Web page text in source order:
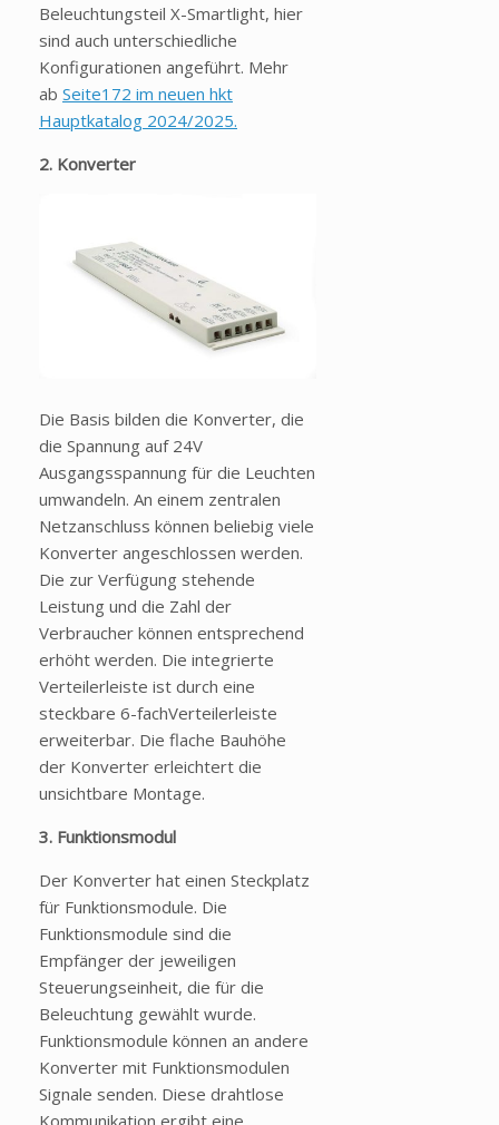
Beleuchtungsteil X-Smartlight, hier
sind auch unterschiedliche
Konfigurationen angeführt. Mehr
ab Seite172 im neuen hkt
Hauptkatalog 2024/2025.
2. Konverter
Die Basis bilden die Konverter, die
die Spannung auf 24V
Ausgangsspannung für die Leuchten
umwandeln. An einem zentralen
Netzanschluss können beliebig viele
Konverter angeschlossen werden.
Die zur Verfügung stehende
Leistung und die Zahl der
Verbraucher können entsprechend
erhöht werden. Die integrierte
Verteilerleiste ist durch eine
steckbare 6-fachVerteilerleiste
erweiterbar. Die flache Bauhöhe
der Konverter erleichtert die
unsichtbare Montage.
3. Funktionsmodul
Der Konverter hat einen Steckplatz
für Funktionsmodule. Die
Funktionsmodule sind die
Empfänger der jeweiligen
Steuerungseinheit, die für die
Beleuchtung gewählt wurde.
Funktionsmodule können an andere
Konverter mit Funktionsmodulen
Signale senden. Diese drahtlose
Kommunikation ergibt eine